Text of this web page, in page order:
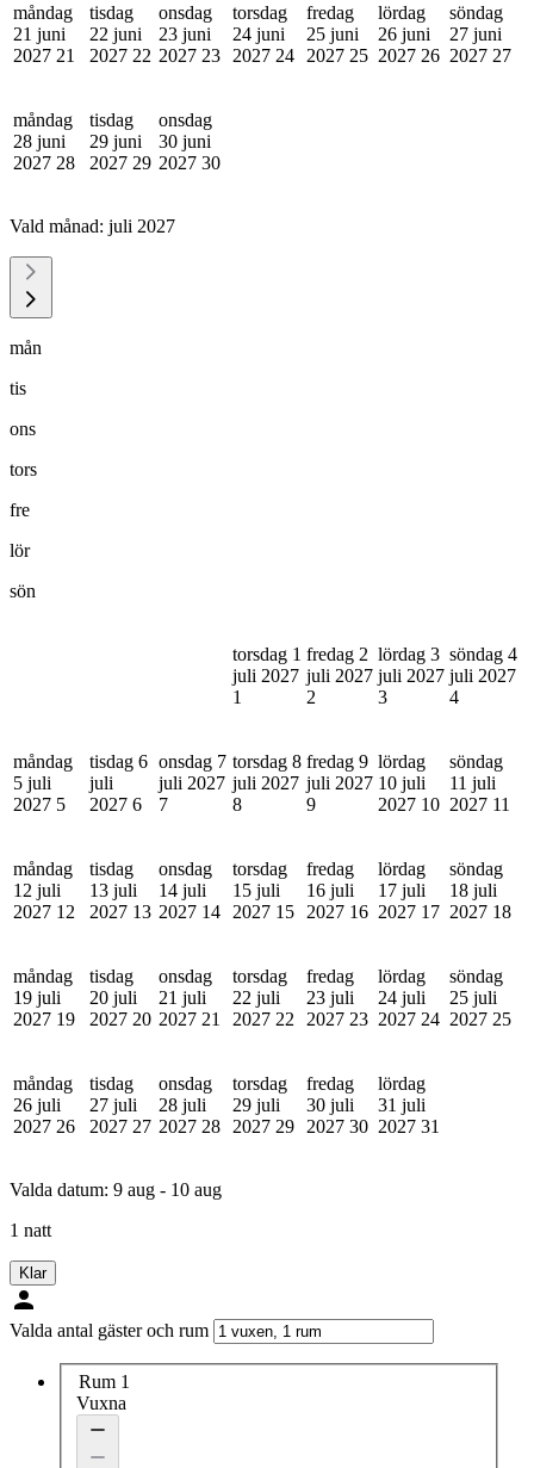
måndag
21 juni
2027 21
tisdag
22 juni
2027 22
onsdag
23 juni
2027 23
torsdag
24 juni
2027 24
fredag
25 juni
2027 25
lördag
26 juni
2027 26
söndag
27 juni
2027 27
måndag
28 juni
2027 28
tisdag
29 juni
2027 29
onsdag
30 juni
2027 30
Vald månad: juli 2027
mån
tis
ons
tors
fre
lör
sön
torsdag 1
juli 2027
1
fredag 2
juli 2027
2
lördag 3
juli 2027
3
söndag 4
juli 2027
4
måndag
5 juli
2027 5
tisdag 6
juli
2027 6
onsdag 7
juli 2027
7
torsdag 8
juli 2027
8
fredag 9
juli 2027
9
lördag
10 juli
2027 10
söndag
11 juli
2027 11
måndag
12 juli
2027 12
tisdag
13 juli
2027 13
onsdag
14 juli
2027 14
torsdag
15 juli
2027 15
fredag
16 juli
2027 16
lördag
17 juli
2027 17
söndag
18 juli
2027 18
måndag
19 juli
2027 19
tisdag
20 juli
2027 20
onsdag
21 juli
2027 21
torsdag
22 juli
2027 22
fredag
23 juli
2027 23
lördag
24 juli
2027 24
söndag
25 juli
2027 25
måndag
26 juli
2027 26
tisdag
27 juli
2027 27
onsdag
28 juli
2027 28
torsdag
29 juli
2027 29
fredag
30 juli
2027 30
lördag
31 juli
2027 31
Valda datum: 9 aug - 10 aug
1 natt
Klar
Valda antal gäster och rum
Rum 1
Vuxna